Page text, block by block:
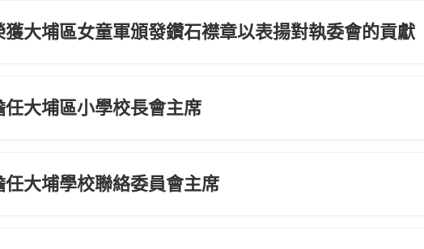
獲大埔區女童軍頒發鑽石襟章以表揚對執委會的貢獻
任大埔區小學校長會主席
任大埔學校聯絡委員會主席